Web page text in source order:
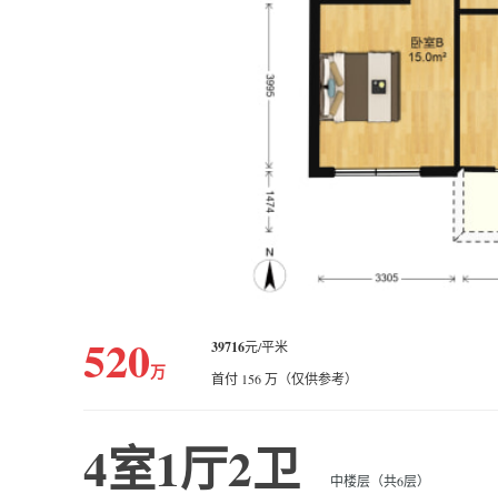
520万
39716元/平米
首付 156 万（仅供参考）
4室1厅2卫 中楼层（共6层）